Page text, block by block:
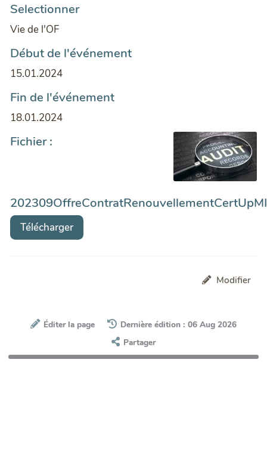
Selectionner
Vie de l'OF
Début de l'événement
15.01.2024
Fin de l'événement
18.01.2024
Fichier :
Télécharger
Modifier
Éditer la page
Dernière édition : 06 Aug 2026
Partager